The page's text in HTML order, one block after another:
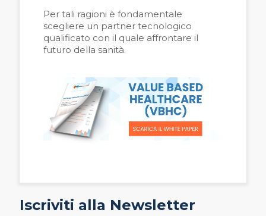
Per tali ragioni è fondamentale
scegliere un partner tecnologico
qualificato con il quale affrontare il
futuro della sanità.
Iscriviti alla Newsletter